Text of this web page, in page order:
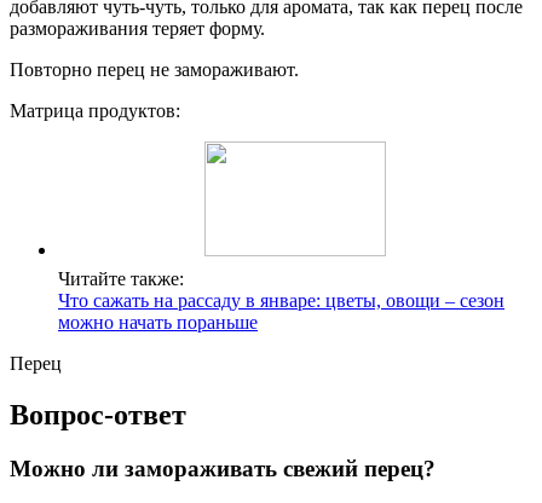
добавляют чуть-чуть, только для аромата, так как перец после
размораживания теряет форму.
Повторно перец не замораживают.
Матрица продуктов:
Читайте также:
Что сажать на рассаду в январе: цветы, овощи – сезон
можно начать пораньше
Перец
Вопрос-ответ
Можно ли замораживать свежий перец?